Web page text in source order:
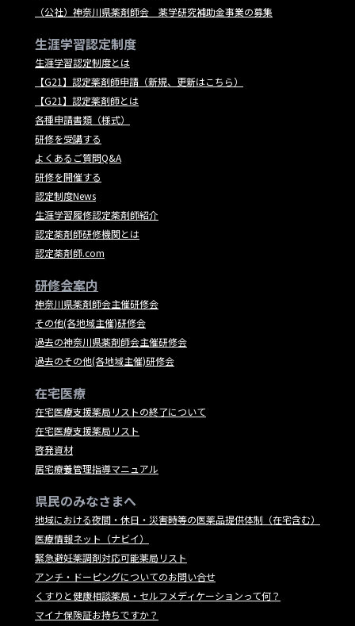
（公社）神奈川県薬剤師会 薬学研究補助金事業の募集
生涯学習認定制度
生涯学習認定制度とは
【G21】認定薬剤師申請（新規、更新はこちら）
【G21】認定薬剤師とは
各種申請書類（様式）
研修を受講する
よくあるご質問Q&A
研修を開催する
認定制度News
生涯学習履修認定薬剤師紹介
認定薬剤師研修機関とは
認定薬剤師.com
研修会案内
神奈川県薬剤師会主催研修会
その他(各地域主催)研修会
過去の神奈川県薬剤師会主催研修会
過去のその他(各地域主催)研修会
在宅医療
在宅医療支援薬局リストの終了について
在宅医療支援薬局リスト
啓発資材
居宅療養管理指導マニュアル
県民のみなさまへ
地域における夜間・休日・災害時等の医薬品提供体制（在宅含む）
医療情報ネット（ナビイ）
緊急避妊薬調剤対応可能薬局リスト
アンチ・ドーピングについてのお問い合せ
くすりと健康相談薬局・セルフメディケーションって何？
マイナ保険証お持ちですか？